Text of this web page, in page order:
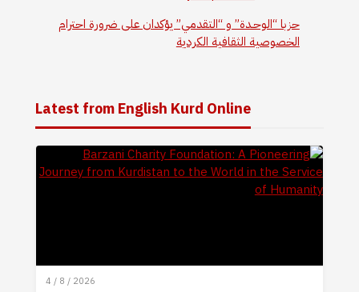
حزبا “الوحـدة” و “التقدمي” يؤكدان على ضرورة احترام
الخصوصية الثقافية الكردية
Latest from English Kurd Online
4 / 8 / 2026